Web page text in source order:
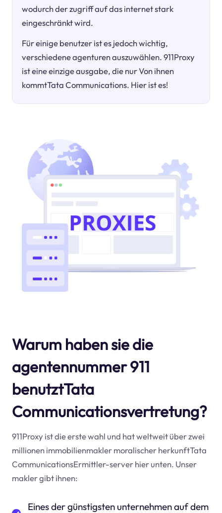
wodurch der zugriff auf das internet stark
eingeschränkt wird.
Für einige benutzer ist es jedoch wichtig,
verschiedene agenturen auszuwählen. 911Proxy
ist eine einzige ausgabe, die nur Von ihnen
kommtTata Communications. Hier ist es!
Warum haben sie die
agentennummer 911
benutztTata
Communicationsvertretung?
911Proxy ist die erste wahl und hat weltweit über zwei
millionen immobilienmakler moralischer herkunftTata
CommunicationsErmittler-server hier unten. Unser
makler gibt ihnen:
Eines der günstigsten unternehmen auf dem